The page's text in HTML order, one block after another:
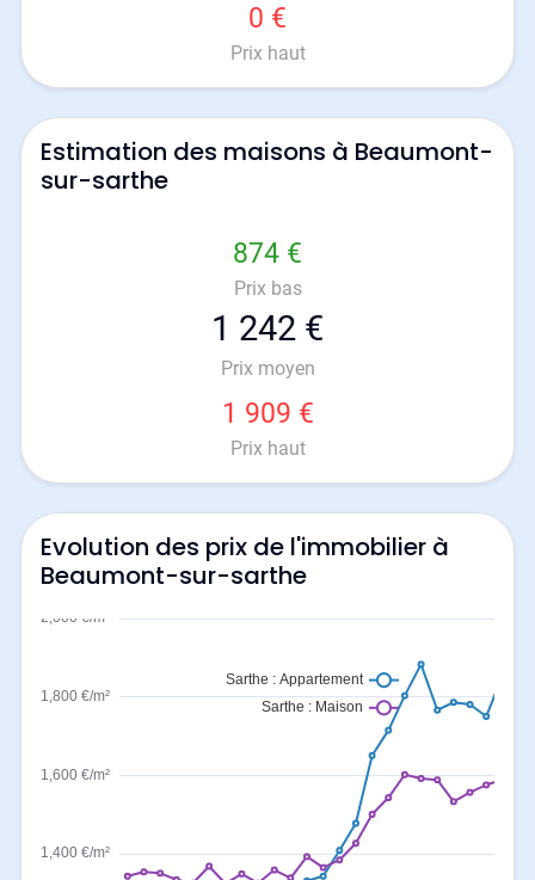
0 €
Prix haut
Estimation des maisons à Beaumont-
sur-sarthe
874 €
Prix bas
1 242 €
Prix moyen
1 909 €
Prix haut
Evolution des prix de l'immobilier à
Beaumont-sur-sarthe